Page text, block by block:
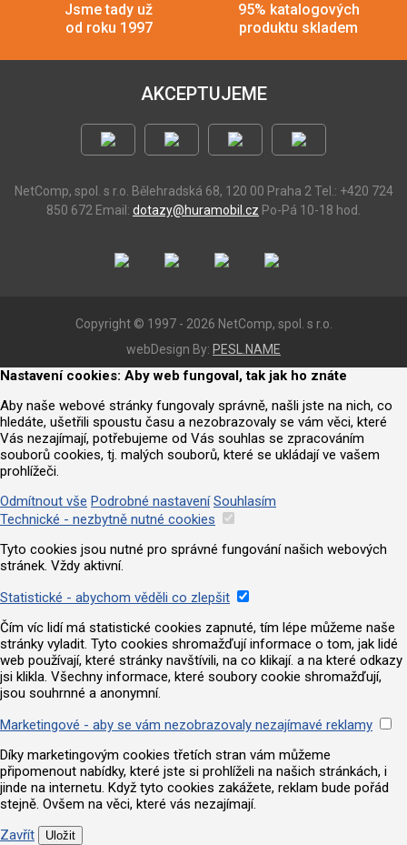
Jsme tady už
od roku 1997
95% katalogových
produktu skladem
AKCEPTUJEME
NetComp, spol. s r.o. Bělehradská 68, 120 00 Praha 2 Tel.: +420 724
850 672 Email: dotazy@huramobil.cz Po-Pá 10-18 hod.
Copyright © 1997 - 2026 NetComp, spol. s r.o.
webDesign By: PESL.NAME
Nastavení cookies: Aby web fungoval, tak jak ho znáte
Aby naše webové stránky fungovaly správně, našli jste na nich, co
hledáte, ušetřili spoustu času a nezobrazovaly se vám věci, které
Vás nezajímají, potřebujeme od Vás souhlas se zpracováním
souborů cookies, tj. malých souborů, které se ukládají ve vašem
prohlížeči.
Odmítnout vše Podrobné nastavení Souhlasím
Technické - nezbytně nutné cookies
Tyto cookies jsou nutné pro správné fungování našich webových
stránek. Vždy aktivní.
Statistické - abychom věděli co zlepšit
Čím víc lidí má statistické cookies zapnuté, tím lépe můžeme naše
stránky vyladit. Tyto cookies shromažďují informace o tom, jak lidé
web používají, které stránky navštívili, na co klikají. a na které odkazy
jsi klikla. Všechny informace, které soubory cookie shromažďují,
jsou souhrnné a anonymní.
Marketingové - aby se vám nezobrazovaly nezajímavé reklamy
Díky marketingovým cookies třetích stran vám můžeme
připomenout nabídky, které jste si prohlíželi na našich stránkách, i
jinde na internetu. Když tyto cookies zakážete, reklam bude pořád
stejně. Ovšem na věci, které vás nezajímají.
Zavřít
Uložit